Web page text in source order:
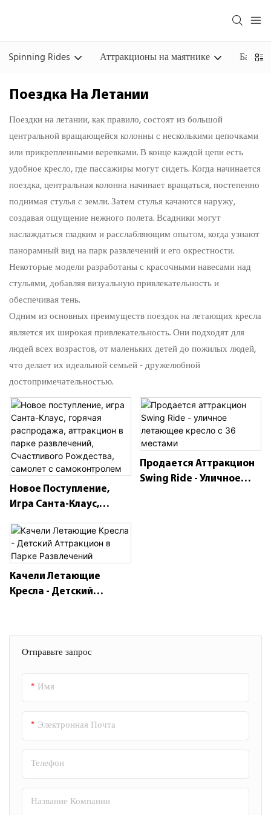
Spinning Rides Аттракционы на маятнике Башня
Поездка На Летании
Поездки на летании, как правило, состоят из большой
центральной вращающейся колонны с несколькими цепочками
или прикрепленными веревками. В конце каждой цепи есть
удобное кресло, где пассажиры могут сидеть. Когда начинается
поездка, центральная колонна начинает вращаться, постепенно
поднимая стулья с земли. Затем стулья качаются наружу,
создавая ощущение нежного полета. Всадники могут
наслаждаться гладким и расслабляющим опытом, когда узнают
панорамный вид на парк развлечений и его окрестности.
Некоторые модели разработаны с красочными навесами над
стульями, добавляя визуальную привлекательность и
обеспечивая тень.
Одним из основных преимуществ поездок на летающих кресла
является их широкая привлекательность. Они подходят для
людей всех возрастов, от маленьких детей до пожилых людей,
что делает их идеальной семьей - дружелюбной
достопримечательностью.
Отправьте запрос
Имя
Электронная Почта
Телефон
Название Компании
Новое Поступление,
Игра Санта-Клаус,
Аттракцион В Парке
Развлечений,
Счастливого Рождества,
Самолет С
Самоконтролем
Продается Аттракцион
Swing Ride - Уличное
Качели Летающие
Кресла - Детский